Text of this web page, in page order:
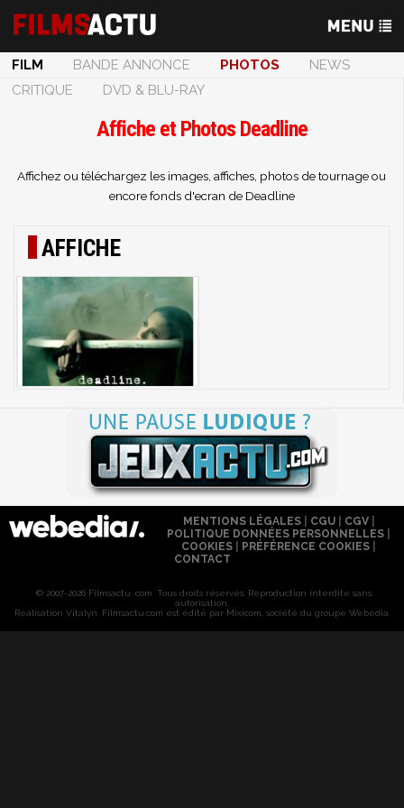
FILM BANDE ANNONCE PHOTOS
NEWS
CRITIQUE
DVD & BLU-RAY
Affiche et Photos Deadline
Affichez ou téléchargez les images, affiches, photos de tournage ou
encore fonds d'ecran de Deadline
AFFICHE
MENTIONS LÉGALES| CGU| CGV|
POLITIQUE DONNÉES PERSONNELLES
COOKIES
PRÉFÉRENCE COOKIES
CONTACT
© 2007-2026 Filmsactu .com. Tous droits réservés. Reproduction interdite sans
autorisation.
Réalisation Vitalyn . Filmsactu .com est édité par Mixicom, société du groupe Webedia.